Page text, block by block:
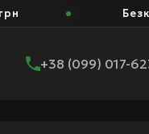
+38 (099) 017-